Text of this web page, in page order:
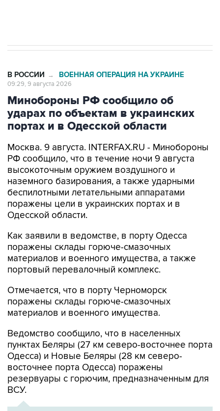
В РОССИИ → ВОЕННАЯ ОПЕРАЦИЯ НА УКРАИНЕ
09:29, 9 августа 2026
Минобороны РФ сообщило об
ударах по объектам в украинских
портах и в Одесской области
Москва. 9 августа. INTERFAX.RU - Минобороны
РФ сообщило, что в течение ночи 9 августа
высокоточным оружием воздушного и
наземного базирования, а также ударными
беспилотными летательными аппаратами
поражены цели в украинских портах и в
Одесской области.
Как заявили в ведомстве, в порту Одесса
поражены склады горюче-смазочных
материалов и военного имущества, а также
портовый перевалочный комплекс.
Отмечается, что в порту Черноморск
поражены склады горюче-смазочных
материалов и военного имущества.
Ведомство сообщило, что в населенных
пунктах Беляры (27 км северо-восточнее порта
Одесса) и Новые Беляры (28 км северо-
восточнее порта Одесса) поражены
резервуары с горючим, предназначенным для
ВСУ.